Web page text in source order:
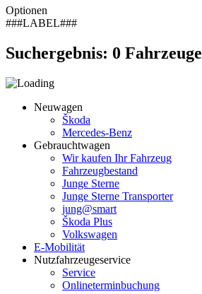
Optionen
###LABEL###
Suchergebnis: 0 Fahrzeuge
Neuwagen
Škoda
Mercedes-Benz
Gebrauchtwagen
Wir kaufen Ihr Fahrzeug
Fahrzeugbestand
Junge Sterne
Junge Sterne Transporter
jung@smart
Škoda Plus
Volkswagen
E-Mobilität
Nutzfahrzeugeservice
Service
Onlineterminbuchung